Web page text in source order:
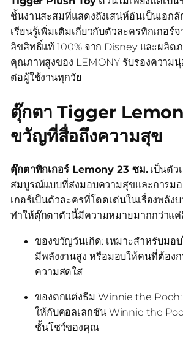
ชิ้นงานสะสมที่แสดงถึงเสน่ห์อันเป็นเอก
เรียนรู้เพิ่มเติมเกี่ยวกับตัวละครทิกเกอร์
ลิขสิทธิ์แท้ 100% จาก Disney และผลิต
คุณภาพสูงของ LEMONY รับรองความ
ต่อผู้ใช้งานทุกวัย
ตุ๊กตา Tigger
ขวัญที่สื่อถึงความสุข
ตุ๊กตาทิกเกอร์ Lemony 23 ซม.เป็นตัว
สมบูรณ์แบบที่ส่งมอบความสุขและการมอ
เกอร์เป็นตัวละครที่โดดเด่นในเรื่องพลัง
ทำให้ตุ๊กตาตัวนี้มีความหมายมากกว่าแค่
ของขวัญวันเกิด: เหมาะสำหรับมอ
มีพลังงานสูง หรือมอบให้คนที่ต้องก
ความสดใส
ของตกแต่งธีม Winnie the
ให้กับคอลเลกชัน Winnie the
ชั้นโชว์ของคุณ